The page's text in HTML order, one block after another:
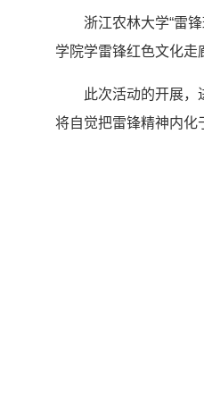
浙江农林大学“雷
学院学雷锋红色文化走
此次活动的开展
将自觉把雷锋精神内化